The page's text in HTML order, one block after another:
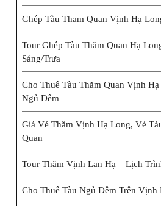
Ghép Tàu Tham Quan Vịnh Hạ
Tour Ghép Tàu Thăm Quan Hạ
Sáng/trưa
Cho Thuê Tàu Thăm Quan Vịnh
Ngủ Đêm
Giá Vé Thăm Vịnh Hạ Long, Vé
Quan
Tour Thăm Vịnh Lan Hạ – Lịch
Cho Thuê Tàu Ngủ Đêm Trên Vịnh